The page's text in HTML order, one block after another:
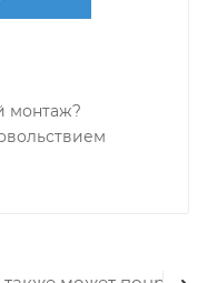
монтаж?